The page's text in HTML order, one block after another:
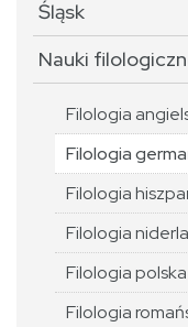
Śląsk
Nauki
Filologia
Filologia
Filologia
Filologia
Filologia polska
Filologia